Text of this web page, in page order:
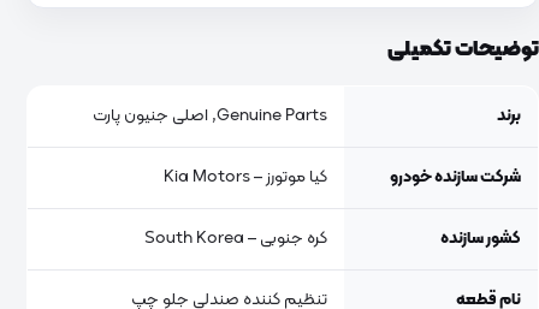
توضیحات تکمیلی
برند Genuine Parts, اصلی جنیون پارت
شرکت سازنده خودرو کیا موتورز – Kia Motors
کشور سازنده کره جنوبی – South Korea
نام قطعه تنظیم کننده صندلی جلو چپ